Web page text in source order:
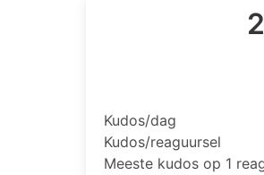
Kudos/dag
Kudos/reaguursel
Meeste kudos op 1